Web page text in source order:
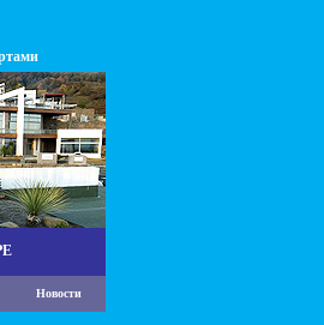
Новости